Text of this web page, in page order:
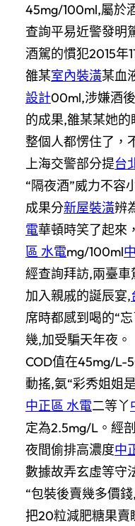
45mg/100ml,屬於
查詢平易近警發明
酒駕的慣犯2015年
雒某室內裝潢某血
設計00ml,涉嫌酒後
的成果,雒某某她
整個人都愣住了，
上海交警部分提台
“隔夜酒”威力不容
成果分新屋裝潢辨
電華頓時笑了起來
區 水電mg/100ml
經查詢拜訪,兩臺
加入親戚的誕辰宴,
席時都感到喝的“
幾,加受騙天年夜。
COD值在45mg/L-
動搖,氨“彩秀姐姐
中正區 水電二等丫
定為2.5mg/L。經
夜間偷排高濃度中
數據故弄玄虛等守
“包裝後賣幾多價
把20粒減肥糖果賣